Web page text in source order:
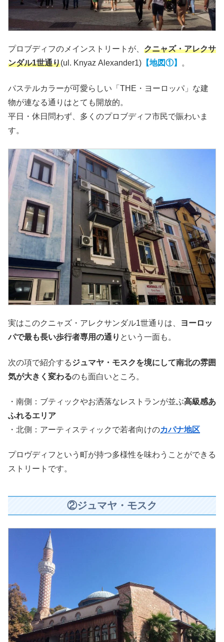
プロブディフのメインストリートが、 クニャズ・アレクサ
ンダル1世通り(ul. Knyaz Alexander1) 【地図①】 。
パステルカラーが可愛らしい「THE・ヨーロッパ」な建
物が連なる通りはとても開放的。
平日・休日問わず、多くのプロブディフ市民で賑わいま
す。
実はこのクニャズ・アレクサンダル1世通りは、
ヨーロッ
パで最も長い歩行者専用の通り という一面も。
次の項で紹介するジュマヤ・モスクを境にして南北の雰囲
気が大きく変わるのも面白いところ。
・南側：ブティックやお洒落なレストランが並ぶ高級感あ
ふれるエリア
・北側：アーティスティックで若者向けのカパナ地区
プロヴディフという町が持つ多様性を味わうことができる
ストリートです。
②ジュマヤ・モスク